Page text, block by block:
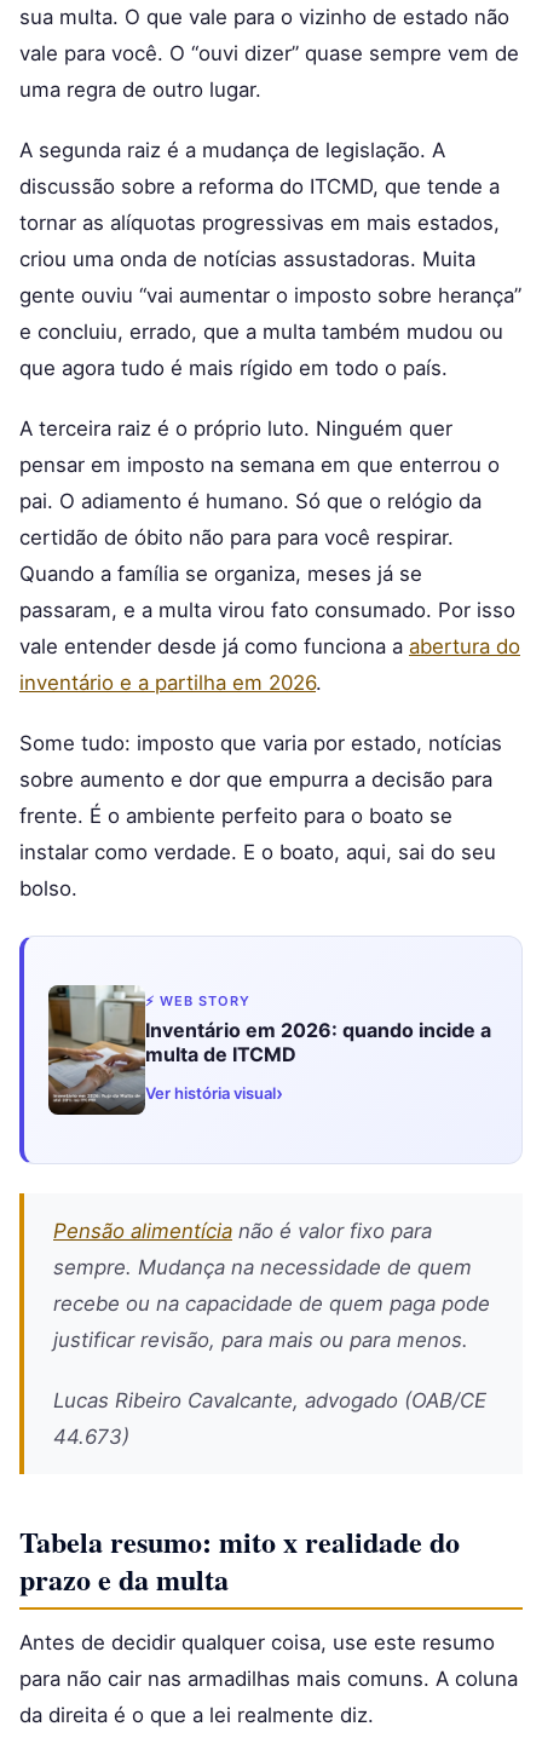
sua multa. O que vale para o vizinho de estado não
vale para você. O “ouvi dizer” quase sempre vem de
uma regra de outro lugar.
A segunda raiz é a mudança de legislação. A
discussão sobre a reforma do ITCMD, que tende a
tornar as alíquotas progressivas em mais estados,
criou uma onda de notícias assustadoras. Muita
gente ouviu “vai aumentar o imposto sobre herança”
e concluiu, errado, que a multa também mudou ou
que agora tudo é mais rígido em todo o país.
A terceira raiz é o próprio luto. Ninguém quer
pensar em imposto na semana em que enterrou o
pai. O adiamento é humano. Só que o relógio da
certidão de óbito não para para você respirar.
Quando a família se organiza, meses já se
passaram, e a multa virou fato consumado. Por isso
vale entender desde já como funciona a abertura do
inventário e a partilha em 2026.
Some tudo: imposto que varia por estado, notícias
sobre aumento e dor que empurra a decisão para
frente. É o ambiente perfeito para o boato se
instalar como verdade. E o boato, aqui, sai do seu
bolso.
⚡ WEB STORY
Inventário em 2026: quando incide a
multa de ITCMD
Ver história visual›
Pensão alimentícia não é valor fixo para
sempre. Mudança na necessidade de quem
recebe ou na capacidade de quem paga pode
justificar revisão, para mais ou para menos.
Lucas Ribeiro Cavalcante, advogado (OAB/CE
44.673)
Tabela resumo: mito x realidade do
prazo e da multa
Antes de decidir qualquer coisa, use este resumo
para não cair nas armadilhas mais comuns. A coluna
da direita é o que a lei realmente diz.